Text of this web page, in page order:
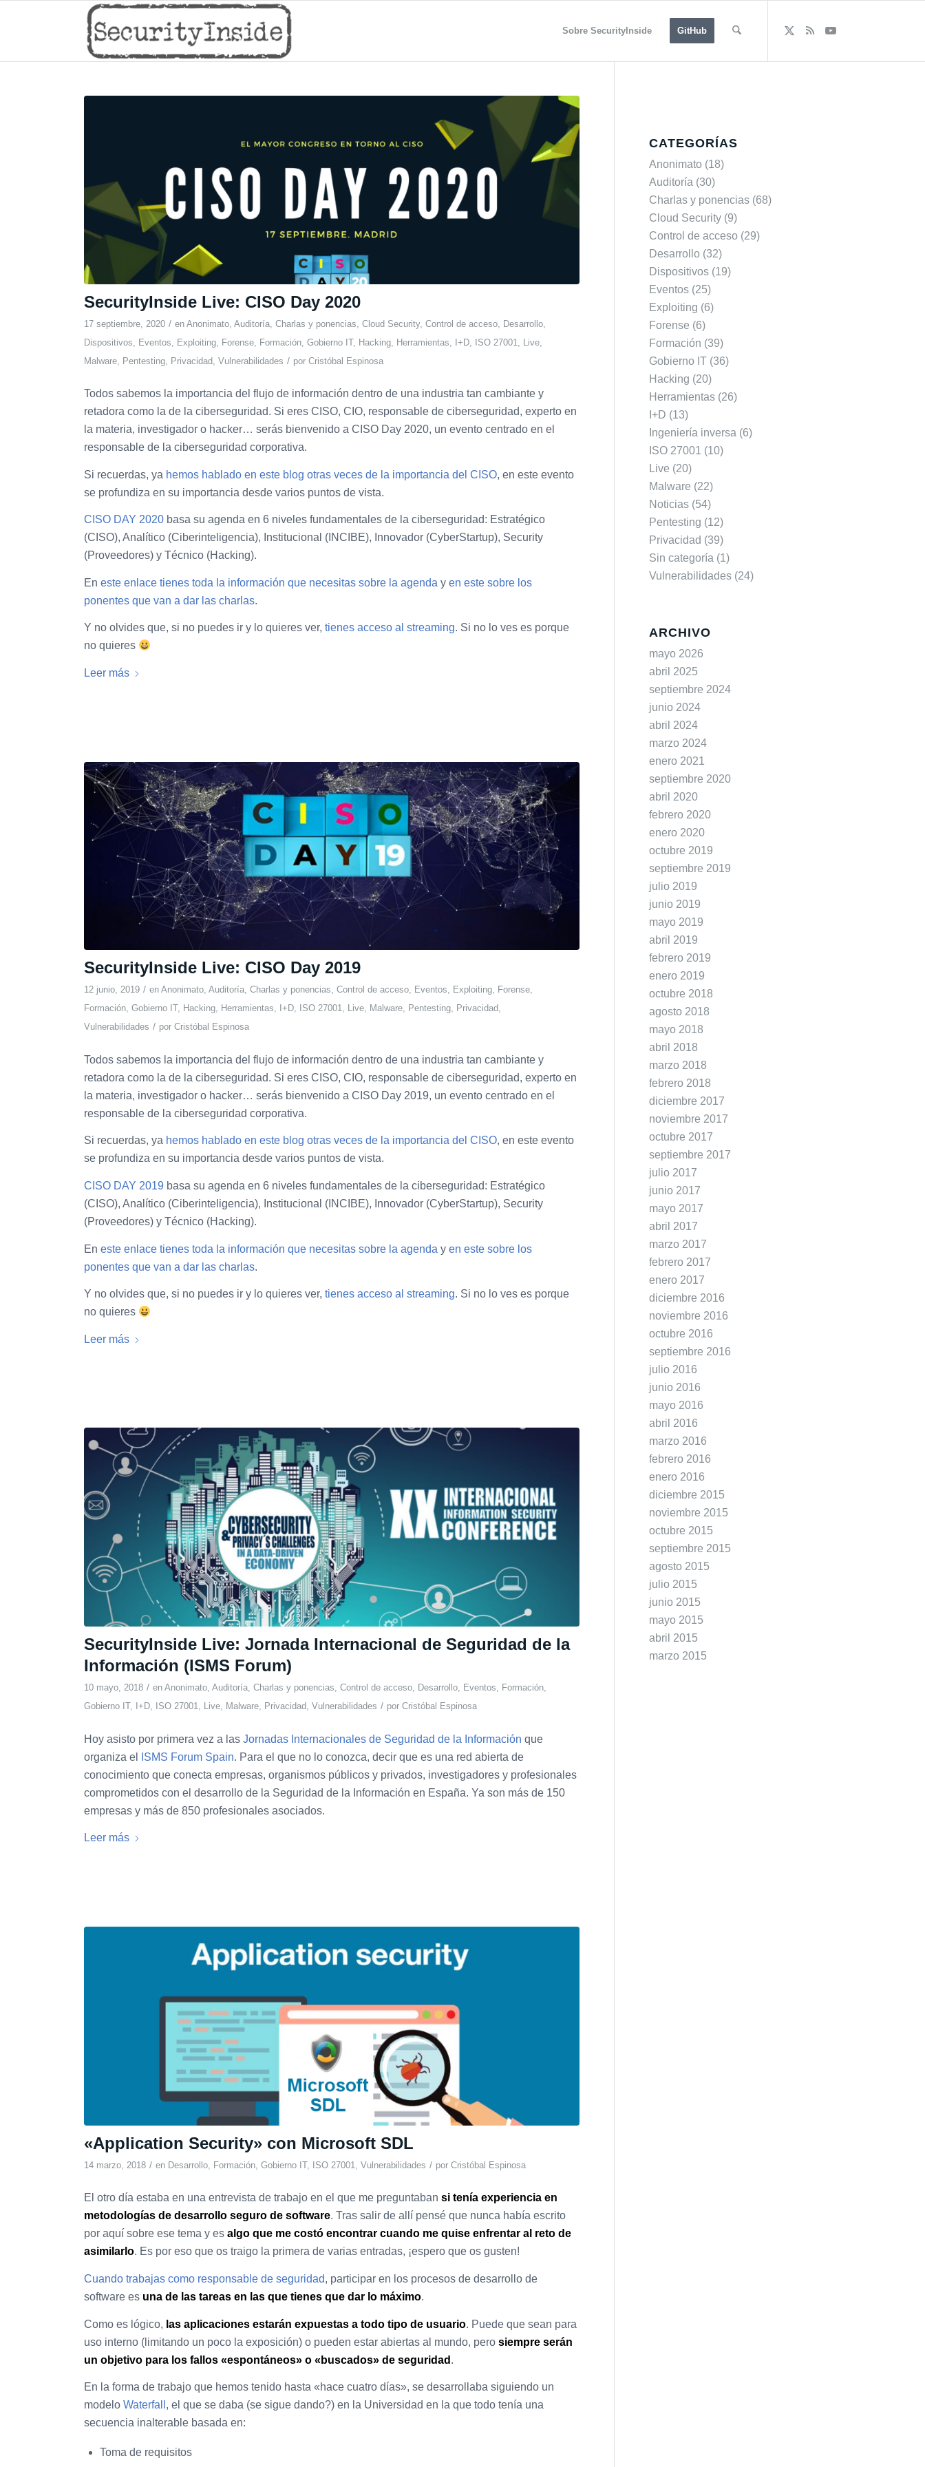
Sobre SecurityInside GitHub
SecurityInside Live: CISO Day 2020
17 septiembre, 2020 / en Anonimato Auditoría Charlas y ponencias Cloud Security, Control de acceso Desarrollo
Dispositivos
Eventos Exploiting Forense Formación Gobierno IT, Hacking Herramientas I+D ISO 27001 Live
Malware Pentesting Privacidad Vulnerabilidades / por Cristóbal Espinosa
Todos sabemos la importancia del flujo de información dentro de una industria tan cambiante y
retadora como la de la ciberseguridad. Si eres CISO, CIO, responsable de ciberseguridad, experto en
la materia, investigador o hacker… serás bienvenido a CISO Day 2020, un evento centrado en el
responsable de la ciberseguridad corporativa.
Si recuerdas, ya hemos hablado en este blog otras veces de la importancia del CISO, en este evento
se profundiza en su importancia desde varios puntos de vista.
CISO DAY 2020 basa su agenda en 6 niveles fundamentales de la ciberseguridad: Estratégico
(CISO), Analítico (Ciberinteligencia), Institucional (INCIBE), Innovador (CyberStartup), Security
(Proveedores) y Técnico (Hacking).
En este enlace tienes toda la información que necesitas sobre la agenda y en este sobre los
ponentes que van a dar las charlas.
Y no olvides que, si no puedes ir y lo quieres ver, tienes acceso al streaming. Si no lo ves es porque
no quieres
Leer más
SecurityInside Live: CISO Day 2019
12 junio, 2019 / en Anonimato, Auditoría, Charlas y ponencias, Control de acceso, Eventos, Exploiting, Forense,
Formación, Gobierno IT, Hacking, Herramientas, I+D, ISO 27001, Live, Malware, Pentesting, Privacidad,
Vulnerabilidades / por Cristóbal Espinosa
Todos sabemos la importancia del flujo de información dentro de una industria tan cambiante y
retadora como la de la ciberseguridad. Si eres CISO, CIO, responsable de ciberseguridad, experto en
la materia, investigador o hacker… serás bienvenido a CISO Day 2019, un evento centrado en el
responsable de la ciberseguridad corporativa.
Si recuerdas, ya hemos hablado en este blog otras veces de la importancia del CISO, en este evento
se profundiza en su importancia desde varios puntos de vista.
CISO DAY 2019 basa su agenda en 6 niveles fundamentales de la ciberseguridad: Estratégico
(CISO), Analítico (Ciberinteligencia), Institucional (INCIBE), Innovador (CyberStartup), Security
(Proveedores) y Técnico (Hacking).
En este enlace tienes toda la información que necesitas sobre la agenda y en este sobre los
ponentes que van a dar las charlas.
Y no olvides que, si no puedes ir y lo quieres ver, tienes acceso al streaming. Si no lo ves es porque
no quieres
Leer más
SecurityInside Live: Jornada Internacional de Seguridad de la
Información (ISMS Forum)
10 mayo, 2018 / en Anonimato, Auditoría, Charlas y ponencias, Control de acceso, Desarrollo, Eventos, Formación,
Gobierno IT, I+D, ISO 27001, Live, Malware, Privacidad, Vulnerabilidades / por Cristóbal Espinosa
Hoy asisto por primera vez a las Jornadas Internacionales de Seguridad de la Información que
organiza el
ISMS Forum Spain. Para el que no lo conozca, decir que es una red abierta de
conocimiento que conecta empresas, organismos públicos y privados, investigadores y profesionales
comprometidos con el desarrollo de la Seguridad de la Información en España. Ya son más de 150
empresas y más de 850 profesionales asociados.
Leer más
«Application Security» con Microsoft SDL
14 marzo, 2018 / en Desarrollo Formación Gobierno IT, ISO 27001 Vulnerabilidades / por Cristóbal Espinosa
El otro día estaba en una entrevista de trabajo en el que me preguntaban si tenía experiencia en
metodologías de desarrollo seguro de software. Tras salir de allí pensé que nunca había escrito
por aquí sobre ese tema y es algo que me costó encontrar cuando me quise enfrentar al reto de
asimilarlo. Es por eso que os traigo la primera de varias entradas, ¡espero que os gusten!
Cuando trabajas como responsable de seguridad, participar en los procesos de desarrollo de
software es una de las tareas en las que tienes que dar lo máximo.
Como es lógico, las aplicaciones estarán expuestas a todo tipo de usuario. Puede que sean para
uso interno (limitando un poco la exposición) o pueden estar abiertas al mundo, pero siempre serán
un objetivo para los fallos «espontáneos» o «buscados» de seguridad .
En la forma de trabajo que hemos tenido hasta «hace cuatro días», se desarrollaba siguiendo un
modelo Waterfall , el que se daba (se sigue dando?) en la Universidad en la que todo tenía una
secuencia inalterable basada en:
Toma de requisitos
CATEGORÍAS
Anonimato (18)
Auditoría (30)
Charlas y ponencias (68)
Cloud Security (9)
Control de acceso (29)
Desarrollo (32)
Dispositivos (19)
Eventos (25)
Exploiting (6)
Forense (6)
Formación (39)
Gobierno IT (36)
Hacking (20)
Herramientas (26)
I+D (13)
Ingeniería inversa (6)
ISO 27001 (10)
Live (20)
Malware (22)
Noticias (54)
Pentesting (12)
Privacidad (39)
Sin categoría (1)
Vulnerabilidades (24)
ARCHIVO
mayo 2026
abril 2025
septiembre 2024
junio 2024
abril 2024
marzo 2024
enero 2021
septiembre 2020
abril 2020
febrero 2020
enero 2020
octubre 2019
septiembre 2019
julio 2019
junio 2019
mayo 2019
abril 2019
febrero 2019
enero 2019
octubre 2018
agosto 2018
mayo 2018
abril 2018
marzo 2018
febrero 2018
diciembre 2017
noviembre 2017
octubre 2017
septiembre 2017
julio 2017
junio 2017
mayo 2017
abril 2017
marzo 2017
febrero 2017
enero 2017
diciembre 2016
noviembre 2016
octubre 2016
septiembre 2016
julio 2016
junio 2016
mayo 2016
abril 2016
marzo 2016
febrero 2016
enero 2016
diciembre 2015
noviembre 2015
octubre 2015
septiembre 2015
agosto 2015
julio 2015
junio 2015
mayo 2015
abril 2015
marzo 2015